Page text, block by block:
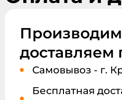
доставляем
Самовывоз - г.
Бесплатная